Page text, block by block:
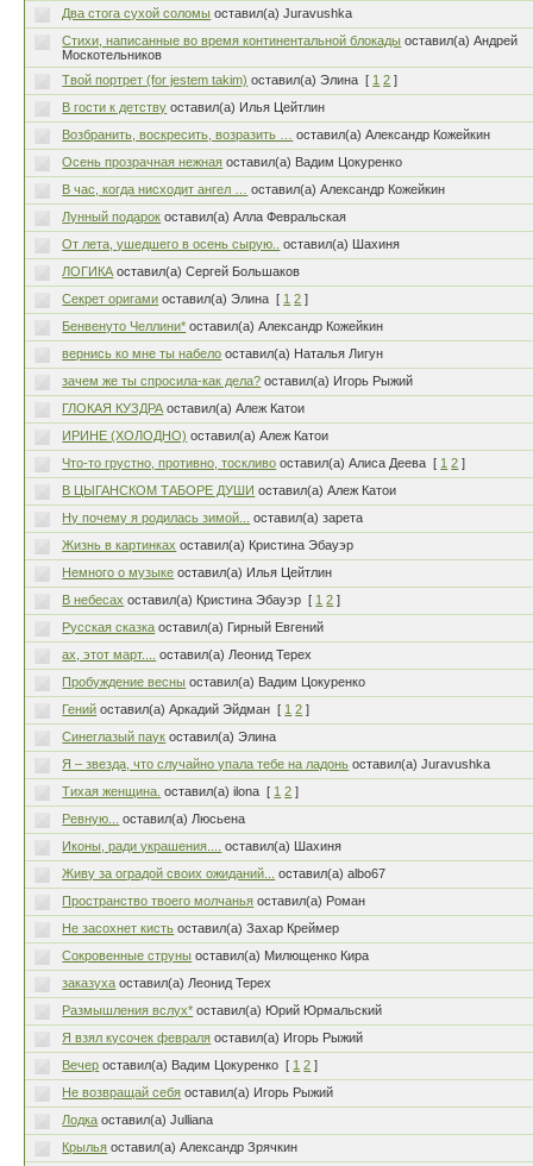
Два стога сухой соломы оставил(а) Juravushka
Стихи, написанные во время континентальной блокады оставил(а) Андрей
Москотельников
Твой портрет (for jestem takim) оставил(а) Элина [ 1 2 ]
В гости к детству оставил(а) Илья Цейтлин
Возбранить, воскресить, возразить …
оставил(а) Александр Кожейкин
Осень прозрачная нежная оставил(а) Вадим Цокуренко
В час, когда нисходит ангел …
оставил(а) Александр Кожейкин
Лунный подарок оставил(а) Алла Февральская
От лета, ушедшего в осень сырую..
оставил(а) Шахиня
ЛОГИКА оставил(а) Сергей Большаков
Секрет оригами оставил(а) Элина [ 1 2 ]
Бенвенуто Челлини* оставил(а) Александр Кожейкин
вернись ко мне ты набело оставил(а) Наталья Лигун
зачем же ты спросила-как дела? оставил(а) Игорь Рыжий
ГЛОКАЯ КУЗДРА оставил(а) Алеж Катои
ИРИНЕ (ХОЛОДНО) оставил(а) Алеж Катои
Что-то грустно, противно, тоскливо оставил(а) Алиса Деева [ 1 2 ]
В ЦЫГАНСКОМ ТАБОРЕ ДУШИ оставил(а) Алеж Катои
Ну почему я родилась зимой...
оставил(а) зарета
Жизнь в картинках оставил(а) Кристина Эбауэр
Немного о музыке оставил(а) Илья Цейтлин
В небесах оставил(а) Кристина Эбауэр [ 1 2 ]
Русская сказка оставил(а) Гирный Евгений
ах, этот март....
оставил(а) Леонид Терех
Пробуждение весны оставил(а) Вадим Цокуренко
Гений оставил(а) Аркадий Эйдман [ 1 2 ]
Синеглазый паук оставил(а) Элина
Я – звезда, что случайно упала тебе на ладонь оставил(а) Juravushka
Тихая женщина. оставил(а) ilona [ 1 2 ]
Ревную...
оставил(а) Люсьена
Иконы, ради украшения....
оставил(а) Шахиня
Живу за оградой своих ожиданий...
оставил(а) albo67
Пространство твоего молчанья оставил(а) Роман
Не засохнет кисть оставил(а) Захар Креймер
Сокровенные струны оставил(а) Милющенко Кира
заказуха оставил(а) Леонид Терех
Размышления вслух* оставил(а) Юрий Юрмальский
Я взял кусочек февраля оставил(а) Игорь Рыжий
Вечер оставил(а) Вадим Цокуренко [ 1 2 ]
Не возвращай себя оставил(а) Игорь Рыжий
Лодка оставил(а) Julliana
Крылья оставил(а) Александр Зрячкин